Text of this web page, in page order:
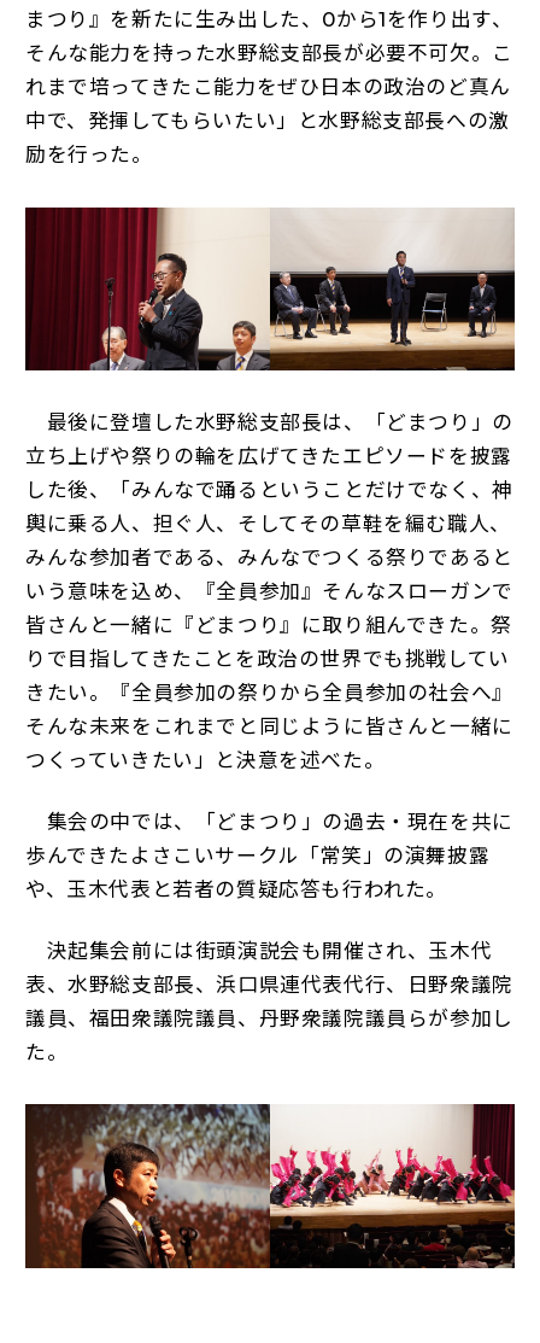
まつり』を新たに生み出した、0から1を作り出す、
そんな能力を持った水野総支部長が必要不可欠。こ
れまで培ってきたこ能力をぜひ日本の政治のど真ん
中で、発揮してもらいたい」と水野総支部長への激
励を行った。
最後に登壇した水野総支部長は、「どまつり」の
立ち上げや祭りの輪を広げてきたエピソードを披露
した後、「みんなで踊るということだけでなく、神
輿に乗る人、担ぐ人、そしてその草鞋を編む職人、
みんな参加者である、みんなでつくる祭りであると
いう意味を込め、『全員参加』そんなスローガンで
皆さんと一緒に『どまつり』に取り組んできた。祭
りで目指してきたことを政治の世界でも挑戦してい
きたい。『全員参加の祭りから全員参加の社会へ』
そんな未来をこれまでと同じように皆さんと一緒に
つくっていきたい」と決意を述べた。
集会の中では、「どまつり」の過去・現在を共に
歩んできたよさこいサークル「常笑」の演舞披露
や、玉木代表と若者の質疑応答も行われた。
決起集会前には街頭演説会も開催され、玉木代
表、水野総支部長、浜口県連代表代行、日野衆議院
議員、福田衆議院議員、丹野衆議院議員らが参加し
た。